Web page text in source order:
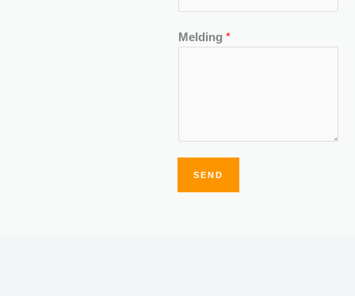
Melding *
SEND